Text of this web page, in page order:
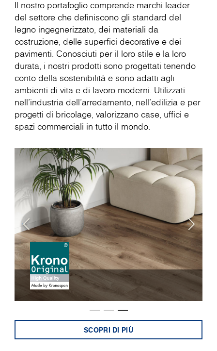
Il nostro portafoglio comprende marchi leader
del settore che definiscono gli standard del
legno ingegnerizzato, dei materiali da
costruzione, delle superfici decorative e dei
pavimenti. Conosciuti per il loro stile e la loro
durata, i nostri prodotti sono progettati tenendo
conto della sostenibilità e sono adatti agli
ambienti di vita e di lavoro moderni. Utilizzati
nell'industria dell'arredamento, nell'edilizia e per
progetti di bricolage, valorizzano case, uffici e
spazi commerciali in tutto il mondo.
SCOPRI DI PIÙ